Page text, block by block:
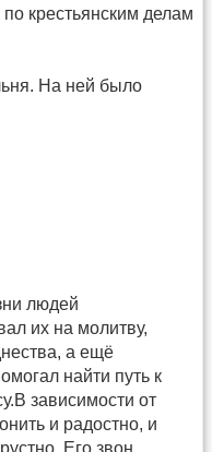
по крестьянским делам
На ней было
людей
их на молитву,
а ещё
найти путь к
зависимости от
и радостно, и
Его звон